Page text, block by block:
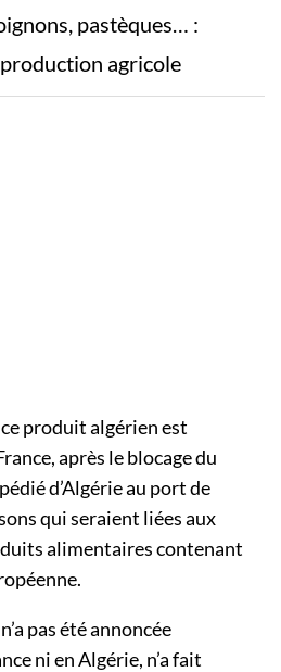
pastèques… :
agricole
produit algérien est
après le blocage du
d’Algérie au port de
qui seraient liées aux
alimentaires contenant
pas été annoncée
ni en Algérie, n’a fait